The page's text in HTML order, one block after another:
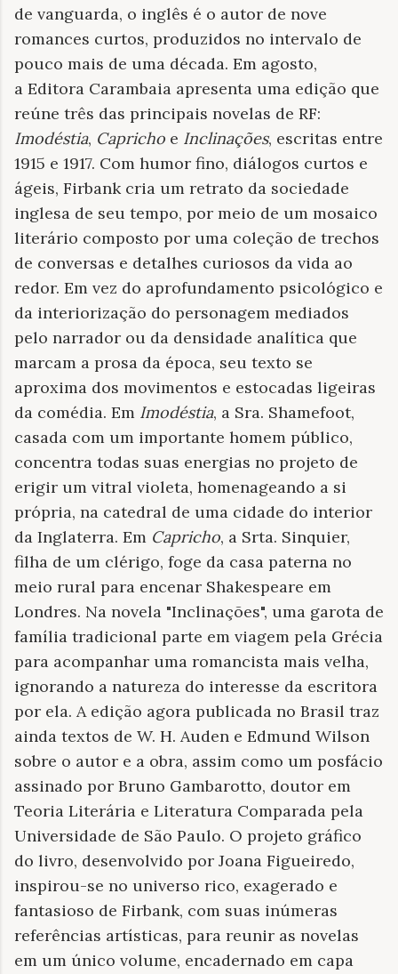
de vanguarda, o inglês é o autor de nove
romances curtos, produzidos no intervalo de
pouco mais de uma década. Em agosto,
a Editora Carambaia apresenta uma edição que
reúne três das principais novelas de RF:
Imodéstia, Capricho e Inclinações, escritas entre
1915 e 1917. Com humor fino, diálogos curtos e
ágeis, Firbank cria um retrato da sociedade
inglesa de seu tempo, por meio de um mosaico
literário composto por uma coleção de trechos
de conversas e detalhes curiosos da vida ao
redor. Em vez do aprofundamento psicológico e
da interiorização do personagem mediados
pelo narrador ou da densidade analítica que
marcam a prosa da época, seu texto se
aproxima dos movimentos e estocadas ligeiras
da comédia. Em Imodéstia, a Sra. Shamefoot,
casada com um importante homem público,
concentra todas suas energias no projeto de
erigir um vitral violeta, homenageando a si
própria, na catedral de uma cidade do interior
da Inglaterra. Em Capricho, a Srta. Sinquier,
filha de um clérigo, foge da casa paterna no
meio rural para encenar Shakespeare em
Londres. Na novela "Inclinações", uma garota de
família tradicional parte em viagem pela Grécia
para acompanhar uma romancista mais velha,
ignorando a natureza do interesse da escritora
por ela. A edição agora publicada no Brasil traz
ainda textos de W. H. Auden e Edmund Wilson
sobre o autor e a obra, assim como um posfácio
assinado por Bruno Gambarotto, doutor em
Teoria Literária e Literatura Comparada pela
Universidade de São Paulo. O projeto gráfico
do livro, desenvolvido por Joana Figueiredo,
inspirou-se no universo rico, exagerado e
fantasioso de Firbank, com suas inúmeras
referências artísticas, para reunir as novelas
em um único volume, encadernado em capa